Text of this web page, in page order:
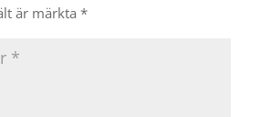
är märkta *